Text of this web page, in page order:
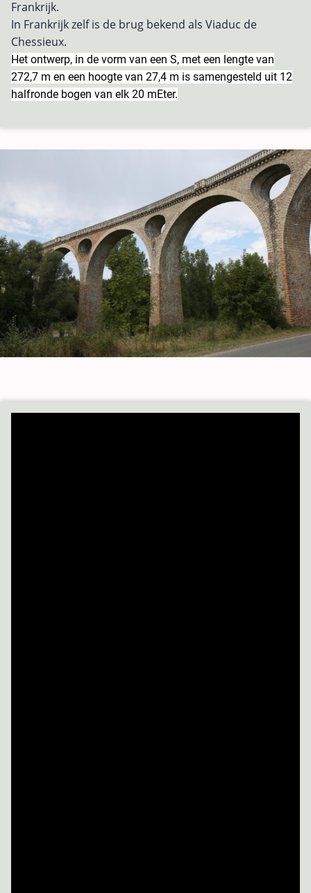
Frankrijk.
In Frankrijk zelf is de brug bekend als Viaduc de
Chessieux.
Het ontwerp, in de vorm van een S, met een lengte van
272,7 m en een hoogte van 27,4 m is samengesteld uit 12
halfronde bogen van elk 20 mEter.